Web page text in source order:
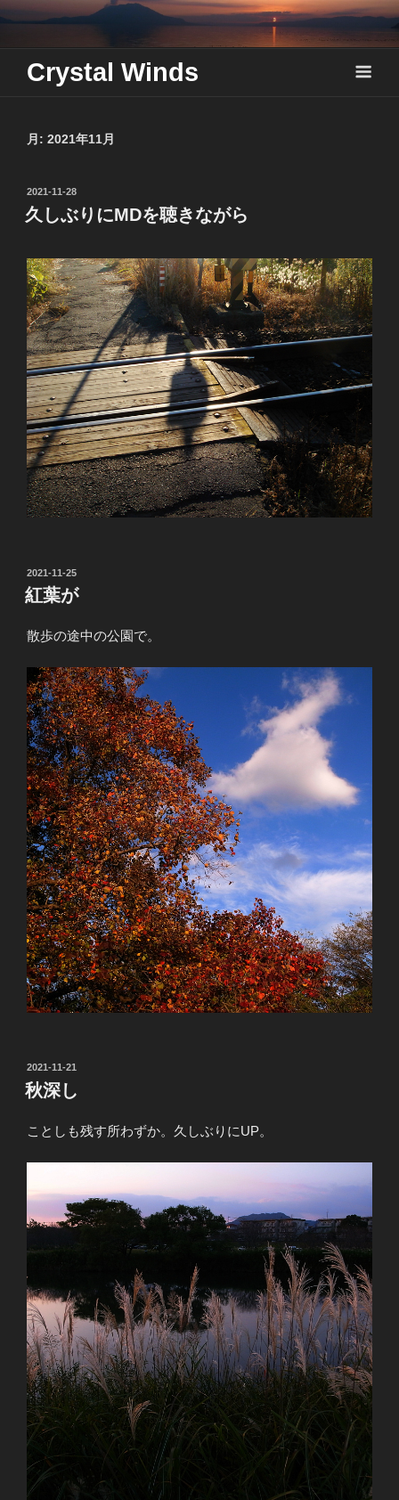
Skip
content
Crystal Winds
月: 2021年11月
投
稿
日:
2021-11-28
久しぶりにMDを聴きながら
投
稿
日:
2021-11-25
紅葉が
散歩の途中の公園で。
投
稿
日:
2021-11-21
秋深し
ことしも残す所わずか。久しぶりにUP。